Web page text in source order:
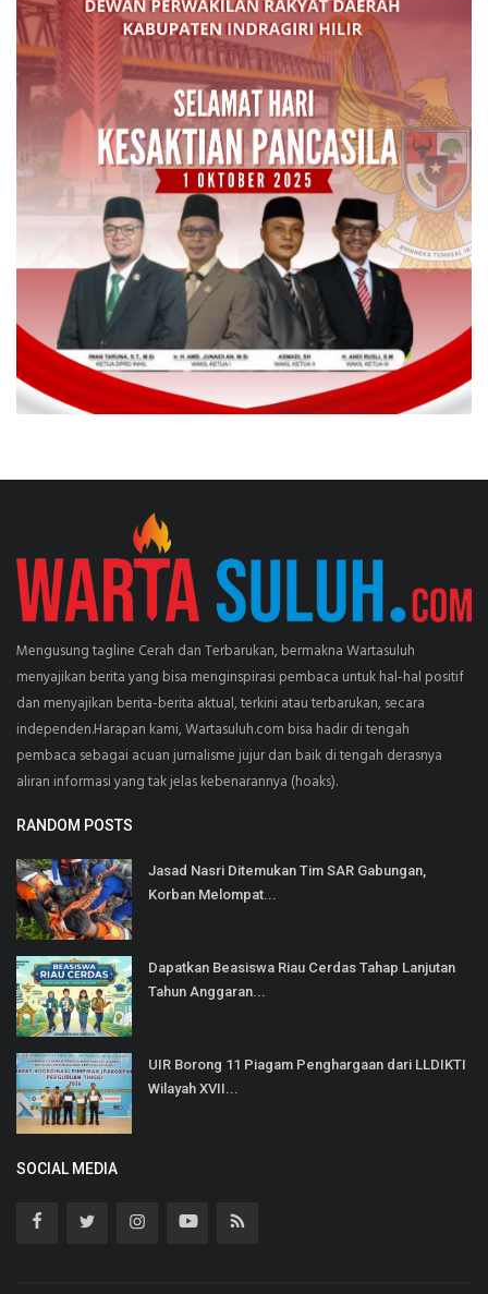
Mengusung tagline Cerah dan Terbarukan, bermakna Wartasuluh
menyajikan berita yang bisa menginspirasi pembaca untuk hal-hal positif
dan menyajikan berita-berita aktual, terkini atau terbarukan, secara
independen.Harapan kami, Wartasuluh.com bisa hadir di tengah
pembaca sebagai acuan jurnalisme jujur dan baik di tengah derasnya
aliran informasi yang tak jelas kebenarannya (hoaks).
RANDOM POSTS
Jasad Nasri Ditemukan Tim SAR Gabungan,
Korban Melompat...
Dapatkan Beasiswa Riau Cerdas Tahap Lanjutan
Tahun Anggaran...
UIR Borong 11 Piagam Penghargaan dari LLDIKTI
Wilayah XVII...
SOCIAL MEDIA